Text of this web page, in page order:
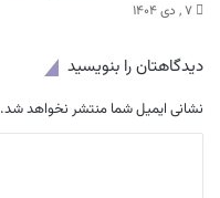
۷ , دی ۱۴۰۴
دیدگاهتان را بنویسید
نشانی ایمیل شما منتشر نخواهد شد.